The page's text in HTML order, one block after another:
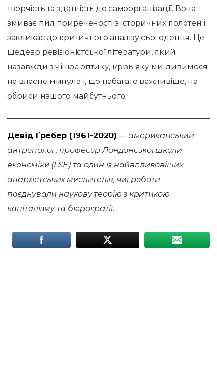
творчість та здатність до самоорганізації. Вона
змиває пил приреченості з історичних полотен і
закликає до критичного аналізу сьогодення. Це
шедевр ревізіоністської літератури, який
назавжди змінює оптику, крізь яку ми дивимося
на власне минуле і, що набагато важливіше, на
обриси нашого майбутнього.
Девід Ґребер (1961–2020) — американський
антрополог, професор Лондонської школи
економіки (LSE) та один із найвпливовіших
анархістських мислителів, чиї роботи
поєднували наукову теорію з критикою
капіталізму та бюрократії.